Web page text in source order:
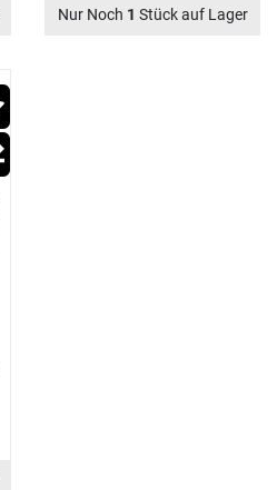
Nur Noch 1 Stück auf Lager